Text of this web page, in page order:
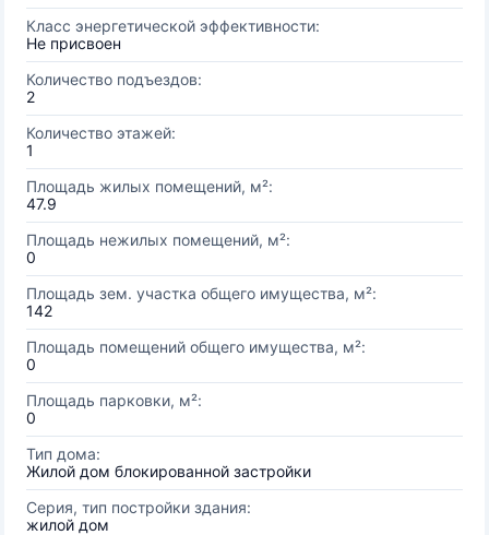
Класс энергетической эффективности:
Не присвоен
Количество подъездов:
2
Количество этажей:
1
Площадь жилых помещений, м²:
47.9
Площадь нежилых помещений, м²:
0
Площадь зем. участка общего имущества, м²:
142
Площадь помещений общего имущества, м²:
0
Площадь парковки, м²:
0
Тип дома:
Жилой дом блокированной застройки
Серия, тип постройки здания:
жилой дом